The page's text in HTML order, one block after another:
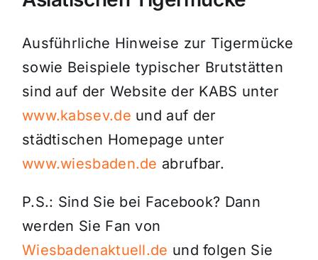
Ausführliche Hinweise zur Tigermücke
sowie Beispiele typischer Brutstätten
sind auf der Website der KABS unter
www.kabsev.de und auf der
städtischen Homepage unter
www.wiesbaden.de abrufbar.
P.S.: Sind Sie bei Facebook? Dann
werden Sie Fan von
Wiesbadenaktuell.de und folgen Sie